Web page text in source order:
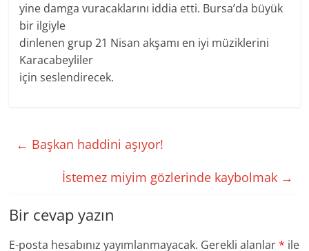
yine damga vuracaklarını iddia etti. Bursa’da büyük
bir ilgiyle
dinlenen grup 21 Nisan akşamı en iyi müziklerini
Karacabeyliler
için seslendirecek.
← Başkan haddini aşıyor!
İstemez miyim gözlerinde kaybolmak →
Bir cevap yazın
E-posta hesabınız yayımlanmayacak. Gerekli alanlar* ile